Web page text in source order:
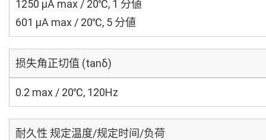
1250 μA max / 20℃, 1 分値
601 μA max / 20℃, 5 分値
损失角正切值 (tanδ)
0.2 max / 20℃, 120Hz
耐久性 规定温度/规定时间/负荷